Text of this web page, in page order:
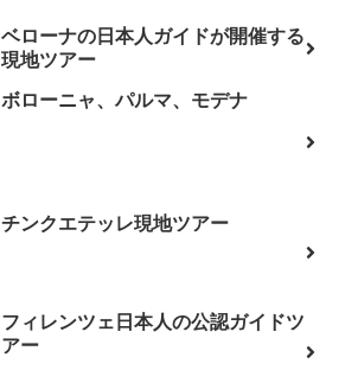
ベローナの日本人ガイドが開催する
現地ツアー
ボローニャ、パルマ、モデナ
チンクエテッレ現地ツアー
フィレンツェ日本人の公認ガイドツ
アー